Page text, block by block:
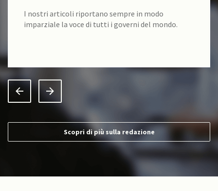
I nostri articoli riportano sempre in modo
imparziale la voce di tutti i governi del mondo.
Scopri di più sulla redazione